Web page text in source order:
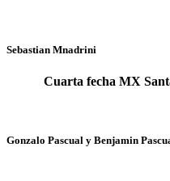
Sebastian Mnadrini
Cuarta fecha MX
Gonzalo Pascual y Benjamin